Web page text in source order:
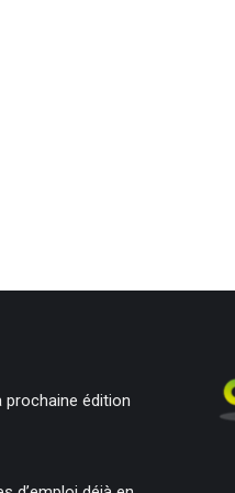
prochaine édition